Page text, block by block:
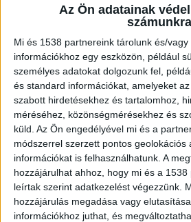
Az Ön adatainak
számunkra
Mi és 1538 partnereink tárolunk és/vagy
információkhoz egy eszközön, például
személyes adatokat dolgozunk fel,
és standard információkat, amelyeket
szabott hirdetésekhez és tartalomhoz,
méréséhez, közönségmérésekhez és
küld. Az Ön engedélyével mi és a
módszerrel szerzett pontos geolokációs
információkat is felhasználhatunk. A
hozzájárulhat ahhoz, hogy mi és a
leírtak szerint adatkezelést végezzünk.
hozzájárulás megadása vagy
információkhoz juthat, és
Eltűnt egy nő
Az 54 éves hölgy január 30-án
Hegymester utcai otthonából
távozott és azóta életjelet
otthonába nem tért vissza,
telefenos lokalizáció által
tartózkodási helye Vác
legfrissebb híreit ide kattintva
Facebookon már 342 ezernél
minket.